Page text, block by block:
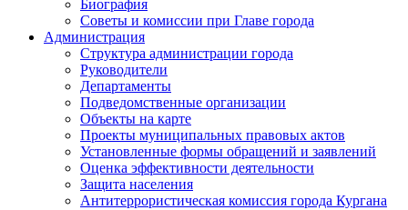
Биография
Советы и комиссии при Главе города
Администрация
Структура администрации города
Руководители
Департаменты
Подведомственные организации
Объекты на карте
Проекты муниципальных правовых актов
Установленные формы обращений и заявлений
Оценка эффективности деятельности
Защита населения
Антитеррористическая комиссия города Кургана